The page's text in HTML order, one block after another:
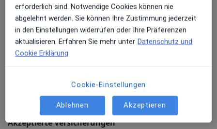
Zu Google Mapsöffnet in einer neuen
Verfügbarkeit
Prof. Dr. med. Detlev Uhlenbrock bietet an diesem
Standort über Jameda keine Online-
Zahlungsmodalitäten (private Besuche)
Akzeptierte Versicherungen
erforderlich sind. Notwendige Cookies können nie
abgelehnt werden. Sie können Ihre Zustimmung jederzeit
in den Einstellungen widerrufen oder Ihre Präferenzen
aktualisieren. Erfahren Sie mehr unter Datenschutz und
Cookie Erklärung
Cookie-Einstellungen
Ablehnen Akzeptieren